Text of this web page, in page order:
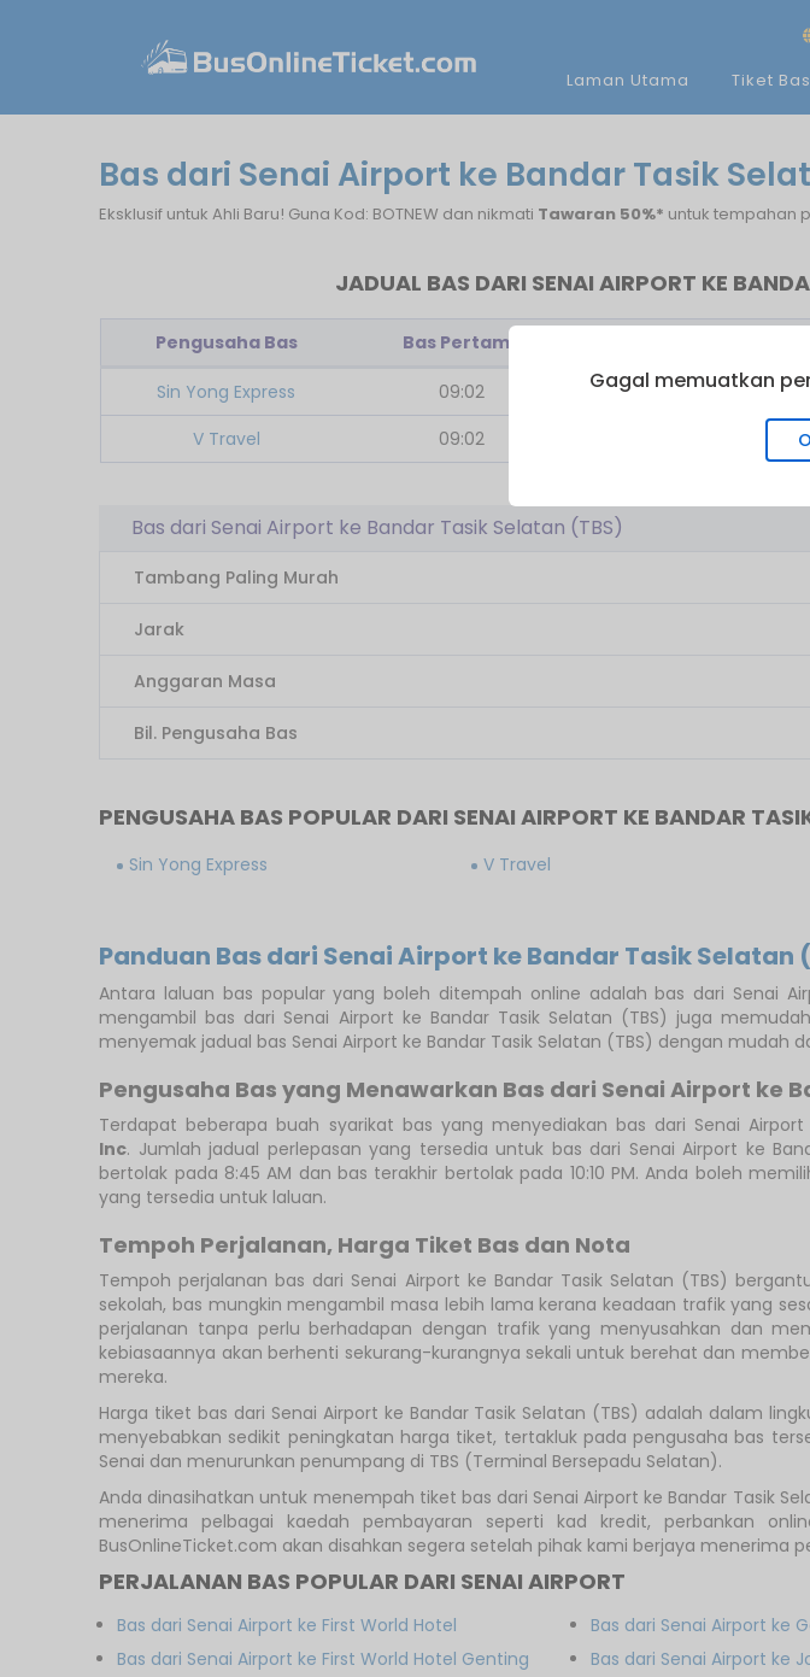
Laman Utama
Tiket Bas
Bas dari Senai Airport ke Bandar Tasik
Eksklusif untuk Ahli Baru! Guna Kod: BOTNEW dan nikmati Tawaran 50%* untuk tempahan
JADUAL BAS DARI SENAI AIRPORT KE
Pengusaha Bas Bas Pertama
Sin Yong Express 09:02 10:02
V Travel
09:02
Bas dari Senai Airport ke Bandar Tasik Selatan (TBS)
Tambang Paling Murah
Jarak
Anggaran Masa
Bil. Pengusaha Bas
PENGUSAHA BAS POPULAR DARI SENAI AIRPORT KE BANDAR
Sin Yong Express V Travel
Panduan Bas dari Senai Airport ke Bandar Tasik Selatan
Antara laluan bas popular yang boleh ditempah online adalah bas dari Senai
mengambil bas dari Senai Airport ke Bandar Tasik Selatan (TBS) juga
menyemak jadual bas Senai Airport ke Bandar Tasik Selatan (TBS) dengan
Pengusaha Bas yang Menawarkan Bas dari Senai Airport ke
Terdapat beberapa buah syarikat bas yang menyediakan bas dari Senai
Inc. Jumlah jadual perlepasan yang tersedia untuk bas dari Senai Airport ke
bertolak pada 8:45 AM dan bas terakhir bertolak pada 10:10 PM. Anda boleh
yang tersedia untuk laluan.
Tempoh Perjalanan, Harga Tiket Bas dan Nota
Tempoh perjalanan bas dari Senai Airport ke Bandar Tasik Selatan (TBS)
sekolah, bas mungkin mengambil masa lebih lama kerana keadaan trafik yang
perjalanan tanpa perlu berhadapan dengan trafik yang menyusahkan dan
kebiasaannya akan berhenti sekurang-kurangnya sekali untuk berehat dan
mereka.
Harga tiket bas dari Senai Airport ke Bandar Tasik Selatan (TBS) adalah dalam
menyebabkan sedikit peningkatan harga tiket, tertakluk pada pengusaha bas
Senai dan menurunkan penumpang di TBS (Terminal Bersepadu Selatan).
Anda dinasihatkan untuk menempah tiket bas dari Senai Airport ke Bandar Tasik
menerima pelbagai kaedah pembayaran seperti kad kredit, perbankan
BusOnlineTicket.com akan disahkan segera setelah pihak kami berjaya menerima
PERJALANAN BAS POPULAR DARI SENAI AIRPORT
Bas dari Senai Airport ke First World Hotel
Bas dari Senai Airport ke First World Hotel Genting
Bas dari Senai Airport ke
Bas dari Senai Airport ke
Gagal memuatkan